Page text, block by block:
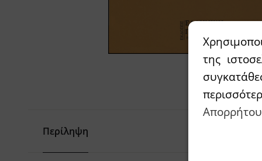
Περίληψη
της
Απορρήτου